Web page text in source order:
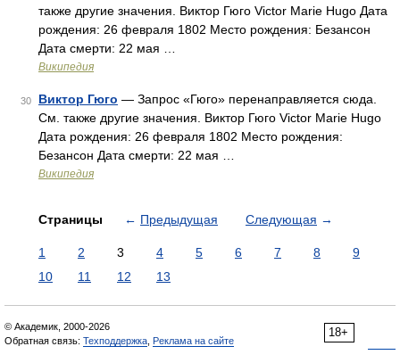
также другие значения. Виктор Гюго Victor Marie Hugo Дата
рождения: 26 февраля 1802 Место рождения: Безансон
Дата смерти: 22 мая …
Википедия
30 Виктор Гюго — Запрос «Гюго» перенаправляется сюда.
Cм. также другие значения. Виктор Гюго Victor Marie Hugo
Дата рождения: 26 февраля 1802 Место рождения:
Безансон Дата смерти: 22 мая …
Википедия
Страницы ← Предыдущая Следующая →
1 2 3 4 5 6 7 8
9
10
11 12 13
18+
© Академик, 2000-2026
Обратная связь: Техподдержка Реклама на сайте